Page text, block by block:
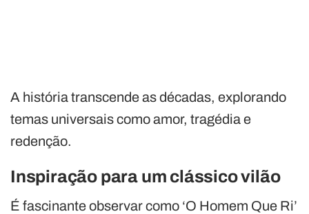
A história transcende as décadas, explorando
temas universais como amor, tragédia e
redenção.
Inspiração para um clássico vilão
É fascinante observar como ‘O Homem Que Ri’